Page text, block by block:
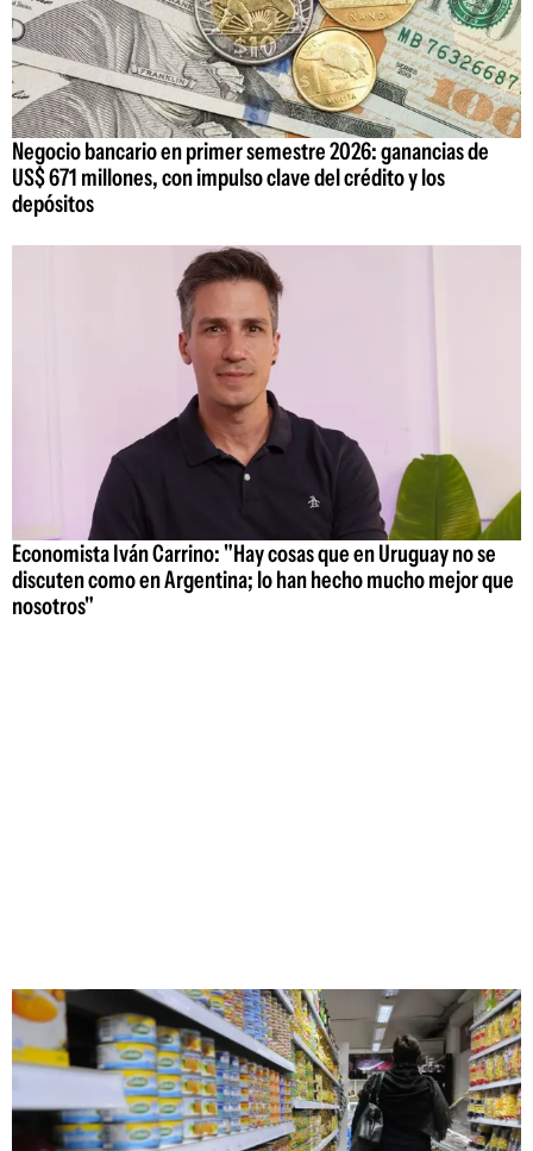
Negocio bancario en primer semestre 2026: ganancias de
US$ 671 millones, con impulso clave del crédito y los
depósitos
Economista Iván Carrino: "Hay cosas que en Uruguay no se
discuten como en Argentina; lo han hecho mucho mejor que
nosotros"